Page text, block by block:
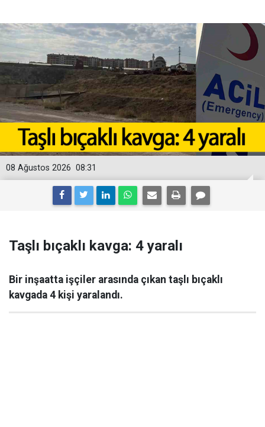
08:31
08 Ağustos 2026
Taşlı bıçaklı kavga: 4 yaralı
Bir inşaatta işçiler arasında çıkan taşlı bıçaklı
kavgada 4 kişi yaralandı.